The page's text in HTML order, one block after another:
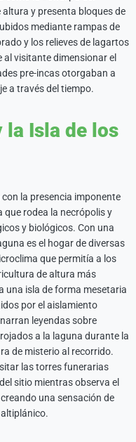
y presenta bloques de
mediante rampas de
y los relieves de lagartos
visitante dimensionar el
pre-incas otorgaban a
a través del tiempo.
la Isla de los
la presencia imponente
que rodea la necrópolis y
y biológicos. Con una
es el hogar de diversas
que permitía a los
de altura más
una isla de forma mesetaria
por el aislamiento
leyendas sobre
a la laguna durante la
de misterio al recorrido.
las torres funerarias
sitio mientras observa el
una sensación de